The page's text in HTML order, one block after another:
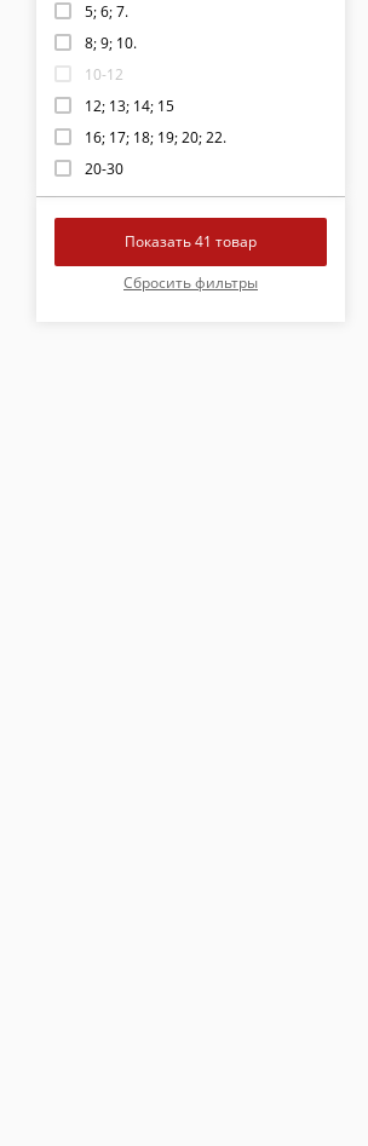
5; 6; 7.
8; 9; 10.
10-12
12; 13; 14; 15
16; 17; 18; 19; 20; 22.
20-30
30;40
80
100-200